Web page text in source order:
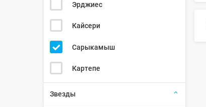
Эрджиес
Кайсери
Сарыкамыш
Картепе
Звезды